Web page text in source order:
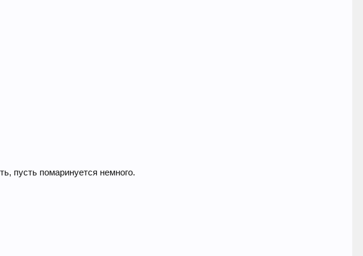
пусть помаринуется немного.